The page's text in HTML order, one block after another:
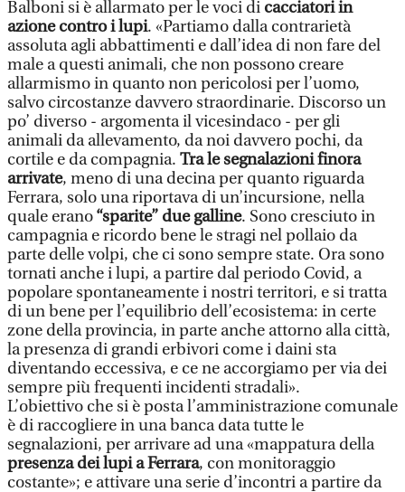
Balboni si è allarmato per le voci di cacciatori in
azione contro i lupi. «Partiamo dalla contrarietà
assoluta agli abbattimenti e dall’idea di non fare del
male a questi animali, che non possono creare
allarmismo in quanto non pericolosi per l’uomo,
salvo circostanze davvero straordinarie. Discorso un
po’ diverso - argomenta il vicesindaco - per gli
animali da allevamento, da noi davvero pochi, da
cortile e da compagnia. Tra le segnalazioni finora
arrivate, meno di una decina per quanto riguarda
Ferrara, solo una riportava di un’incursione, nella
quale erano“sparite” due galline. Sono cresciuto in
campagnia e ricordo bene le stragi nel pollaio da
parte delle volpi, che ci sono sempre state. Ora sono
tornati anche i lupi, a partire dal periodo Covid, a
popolare spontaneamente i nostri territori, e si tratta
di un bene per l’equilibrio dell’ecosistema: in certe
zone della provincia, in parte anche attorno alla città,
la presenza di grandi erbivori come i daini sta
diventando eccessiva, e ce ne accorgiamo per via dei
sempre più frequenti incidenti stradali».
L’obiettivo che si è posta l’amministrazione comunale
è di raccogliere in una banca data tutte le
segnalazioni, per arrivare ad una «mappatura della
presenza dei lupi a Ferrara, con monitoraggio
costante»; e attivare una serie d’incontri a partire da